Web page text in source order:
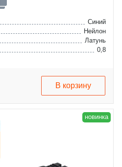
Синий
Нейлон
Латунь
0,8
В корзину
новинка